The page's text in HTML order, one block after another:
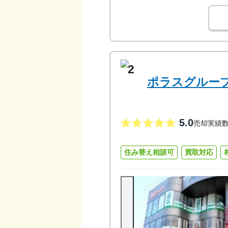
2
ポラスグルー
5.0売却実績
住み替え相談可 買取対応